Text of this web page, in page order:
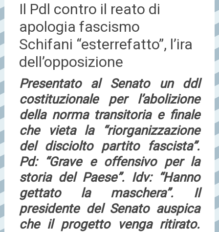
Il Pdl contro il reato di
apologia fascismo
Schifani “esterrefatto”, l’ira
dell’opposizione
Presentato al Senato un ddl
costituzionale per l’abolizione
della norma transitoria e finale
che vieta la “riorganizzazione
del disciolto partito fascista”.
Pd: “Grave e offensivo per la
storia del Paese”. Idv: “Hanno
gettato la maschera”. Il
presidente del Senato auspica
che il progetto venga ritirato.